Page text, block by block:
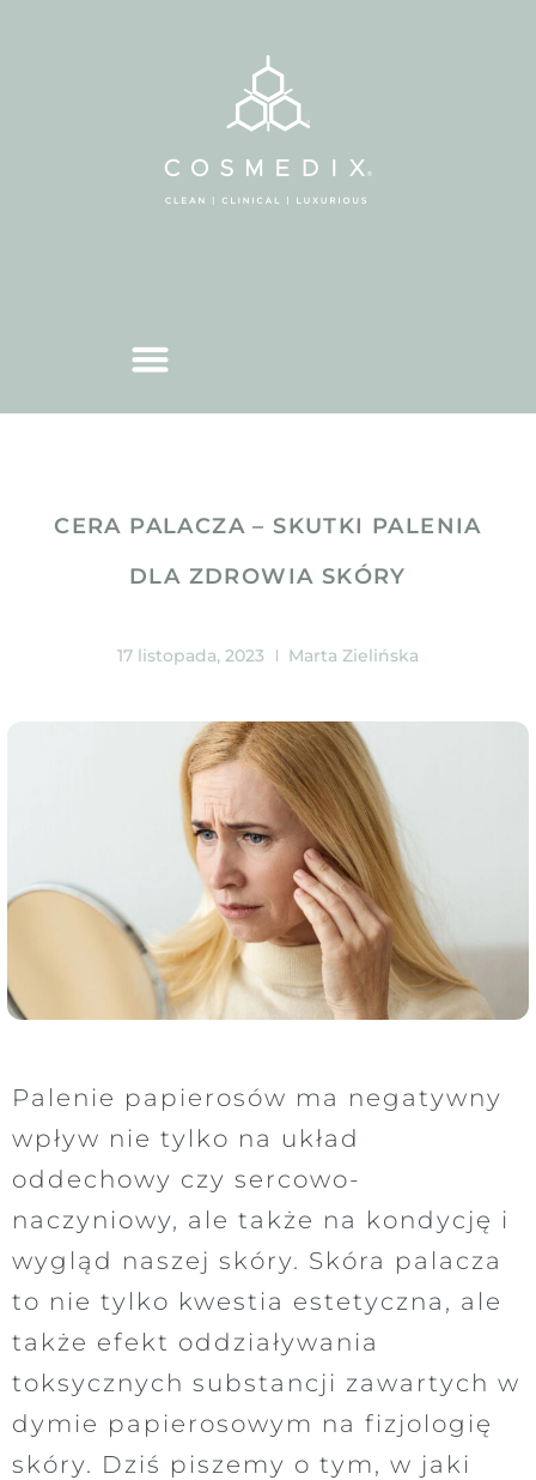
CERA PALACZA – SKUTKI PALENIA
DLA ZDROWIA SKÓRY
17 listopada, 2023 Marta Zielińska
Palenie papierosów ma negatywny
wpływ nie tylko na układ
oddechowy czy sercowo-
naczyniowy, ale także na kondycję i
wygląd naszej skóry. Skóra palacza
to nie tylko kwestia estetyczna, ale
także efekt oddziaływania
toksycznych substancji zawartych w
dymie papierosowym na fizjologię
skóry. Dziś piszemy o tym, w jaki